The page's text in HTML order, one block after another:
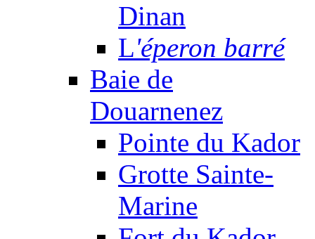
Dinan
L'éperon barré
Baie de
Douarnenez
Pointe du Kador
Grotte Sainte-
Marine